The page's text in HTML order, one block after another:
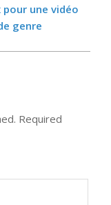
une vidéo
genre
Required